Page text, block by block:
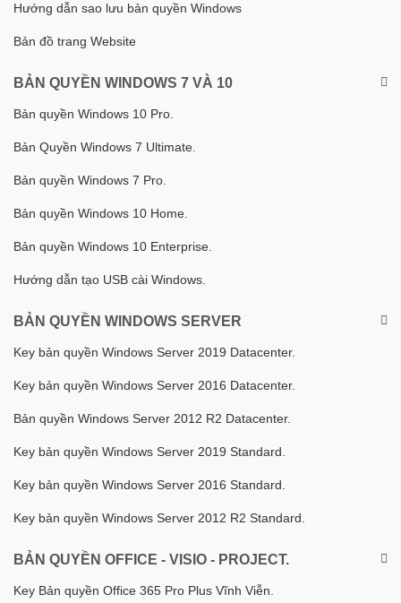
Hướng dẫn sao lưu bản quyền Windows
Bản đồ trang Website
BẢN QUYỀN WINDOWS 7 VÀ 10
Bản quyền Windows 10 Pro.
Bản Quyền Windows 7 Ultimate.
Bản quyền Windows 7 Pro.
Bản quyền Windows 10 Home.
Bản quyền Windows 10 Enterprise.
Hướng dẫn tạo USB cài Windows.
BẢN QUYỀN WINDOWS SERVER
Key bản quyền Windows Server 2019 Datacenter.
Key bản quyền Windows Server 2016 Datacenter.
Bản quyền Windows Server 2012 R2 Datacenter.
Key bản quyền Windows Server 2019 Standard.
Key bản quyền Windows Server 2016 Standard.
Key bản quyền Windows Server 2012 R2 Standard.
BẢN QUYỀN OFFICE - VISIO - PROJECT.
Key Bản quyền Office 365 Pro Plus Vĩnh Viễn.